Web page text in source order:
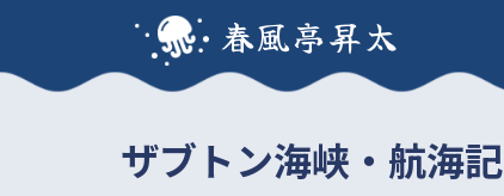
春風亭昇太
ザブトン海峡・航海記